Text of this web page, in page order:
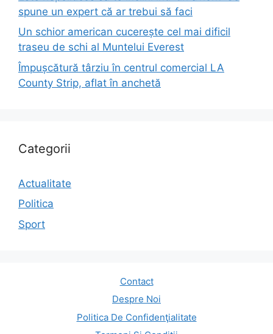
spune un expert că ar trebui să faci
Un schior american cucerește cel mai dificil
traseu de schi al Muntelui Everest
Împușcătură târziu în centrul comercial LA
County Strip, aflat în anchetă
Categorii
Actualitate
Politica
Sport
Contact
Despre Noi
Politica De Confidenţialitate